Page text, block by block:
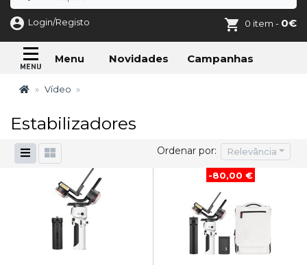
Login/Registo 0 item - 0€
Menu Novidades Campanhas
Vídeo
Estabilizadores
Ordenar por: Relevância
-80,00 €